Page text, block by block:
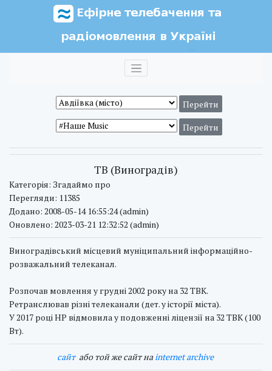
ТВ (Виноградів)
Категорія: Згадаймо про
Перегляди: 11385
Додано: 2008-05-14 16:55:24 (admin)
Оновлено: 2023-03-21 12:32:52 (admin)
Виноградівський місцевий муніципальний інформаційно-
розважальний телеканал.
Розпочав мовлення у грудні 2002 року на 32 ТВК.
Ретранслював різні телеканали (дет. у історії міста).
У 2017 році НР відмовила у подовженні ліцензії на 32 ТВК (100
Вт).
cайтабо той же сайт наinternet archive